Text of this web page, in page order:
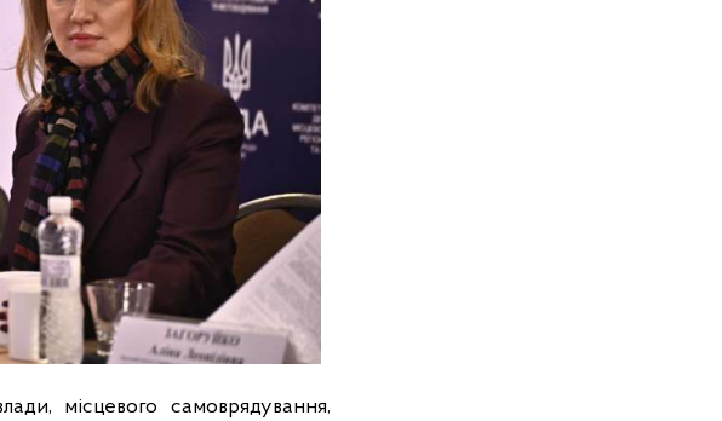
місцевого самоврядування,